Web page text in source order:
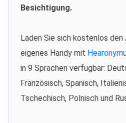
Besichtigung.
Laden Sie sich kostenlos den
eigenes Handy mit
in 9 Sprachen verfügbar:
Französisch, Spanisch,
Tschechisch, Polnisch und